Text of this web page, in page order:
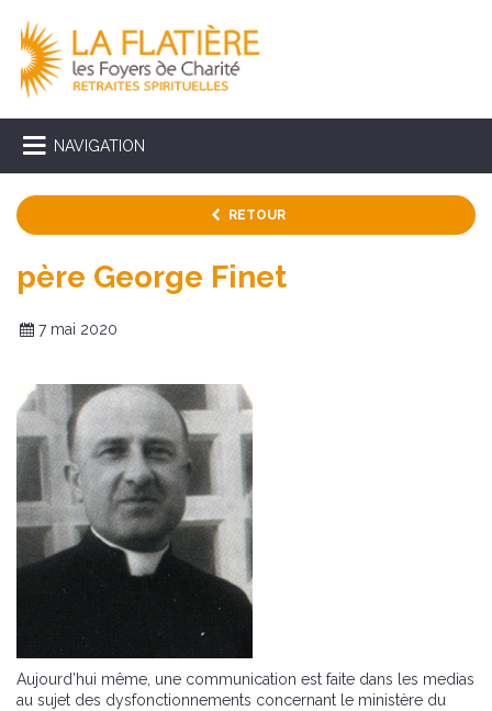
NAVIGATION
RETOUR
père George Finet
7 mai 2020
Aujourd’hui même, une communication est faite dans les medias
au sujet des dysfonctionnements concernant le ministère du